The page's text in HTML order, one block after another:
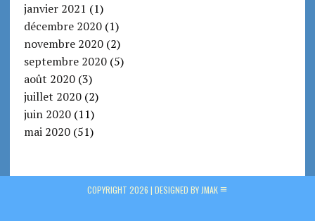
janvier 2021 (1)
décembre 2020(1)
novembre 2020(2)
septembre 2020(5)
août 2020(3)
juillet 2020(2)
juin 2020(11)
mai 2020(51)
COPYRIGHT 2026 | DESIGNED BY JMAK